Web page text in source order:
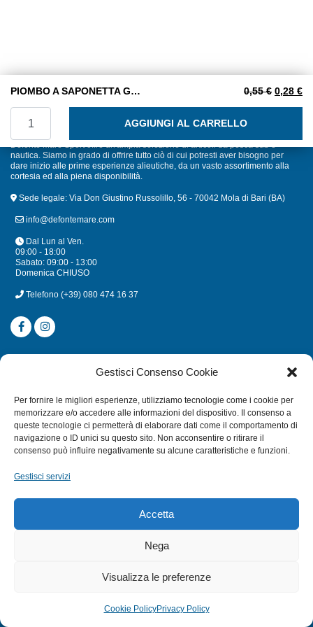
Gestisci Consenso Cookie
Per fornire le migliori esperienze, utilizziamo tecnologie come i cookie per
memorizzare e/o accedere alle informazioni del dispositivo. Il consenso a
queste tecnologie ci permetterà di elaborare dati come il comportamento di
navigazione o ID unici su questo sito. Non acconsentire o ritirare il
consenso può influire negativamente su alcune caratteristiche e funzioni.
Gestisci servizi
Accetta
Nega
Visualizza le preferenze
Cookie PolicyPrivacy Policy
PIOMBO A SAPONETTA GR. 55 0,55€ Il
0,28 €Il
AGGIUNGI AL CARRELLO
Defonte Mare Sport offre un'ampia selezione di articoli da pesca sub e
nautica. Siamo in grado di offrire tutto ciò di cui potresti aver bisogno per
dare inizio alle prime esperienze alieutiche, da un vasto assortimento alla
cortesia ed alla piena disponibilità.
Sede legale: Via Don Giustino Russolillo, 56 - 70042 Mola di Bari (BA)
info@defontemare.com
Dal Lun al Ven.
09:00 - 18:00
Sabato: 09:00 - 13:00
Domenica CHIUSO
Telefono (+39) 080 474 16 37
CATEGORIE
MULINELLI
CANNE
ACCESSORI NAUTICI
TERMINI E CONDIZIONI